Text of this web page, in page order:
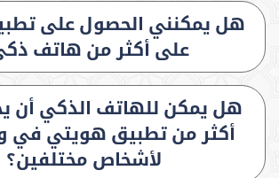
هل يمكنني الحصول على
على أكثر من هاتف
هل يمكن للهاتف الذكي أن
أكثر من تطبيق هويتي في
لأشخاص مختلفين؟